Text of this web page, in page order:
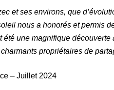
et ses environs, que
nous a honorés et permis
une magnifique
propriétaires de
– Juillet 2024